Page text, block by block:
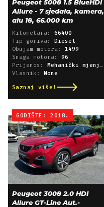
Peugeot 5008 1.5 BlueHDI
Allure - 7 sjedala, kamera,
alu 18, 66.000 km
Kilometara: 66400
Tip goriva: Diesel
Obujam motora: 1499
Snaga motora: 96
Prijenos: Mehanički mjenjač
Vlasnik: None
Saznaj više!
GODIŠTE: 2018.
Peugeot 3008 2.0 HDI
Allure GT-Line Aut.-